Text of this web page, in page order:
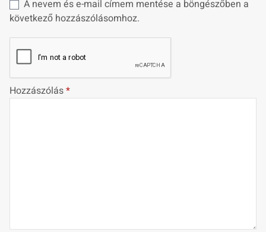
A nevem és e-mail címem mentése a böngészőben a
következő hozzászólásomhoz.
Hozzászólás*